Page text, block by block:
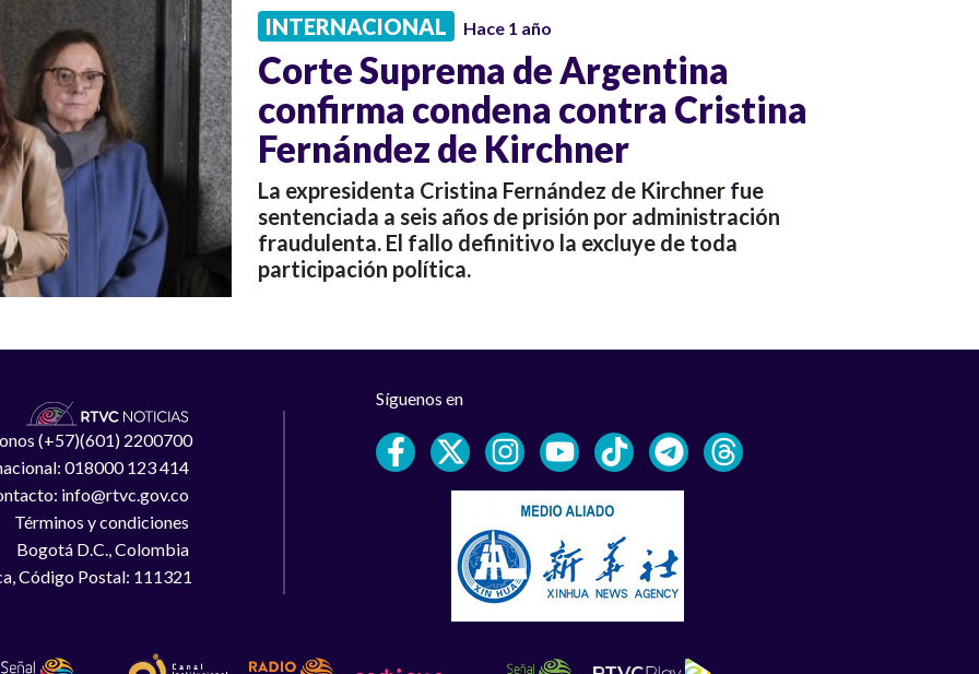
INTERNACIONAL Hace 1 año
Corte Suprema de Argentina
confirma condena contra Cristina
Fernández de Kirchner
La expresidenta Cristina Fernández de Kirchner fue
sentenciada a seis años de prisión por administración
fraudulenta. El fallo definitivo la excluye de toda
participación política.
(+57)(601) 2200700
018000 123 414
info@rtvc.gov.co
Términos y condiciones
Bogotá D.C., Colombia
Código Postal: 111321
Síguenos en